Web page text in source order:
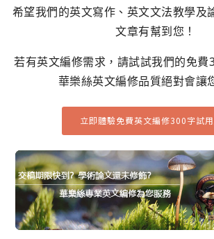
希望我們的英文寫作、英文文法教學及
文章有幫到您！
若有英文編修需求，請試試我們的免費
華樂絲英文編修品質絕對會讓
立即體驗免費英文編修300字試